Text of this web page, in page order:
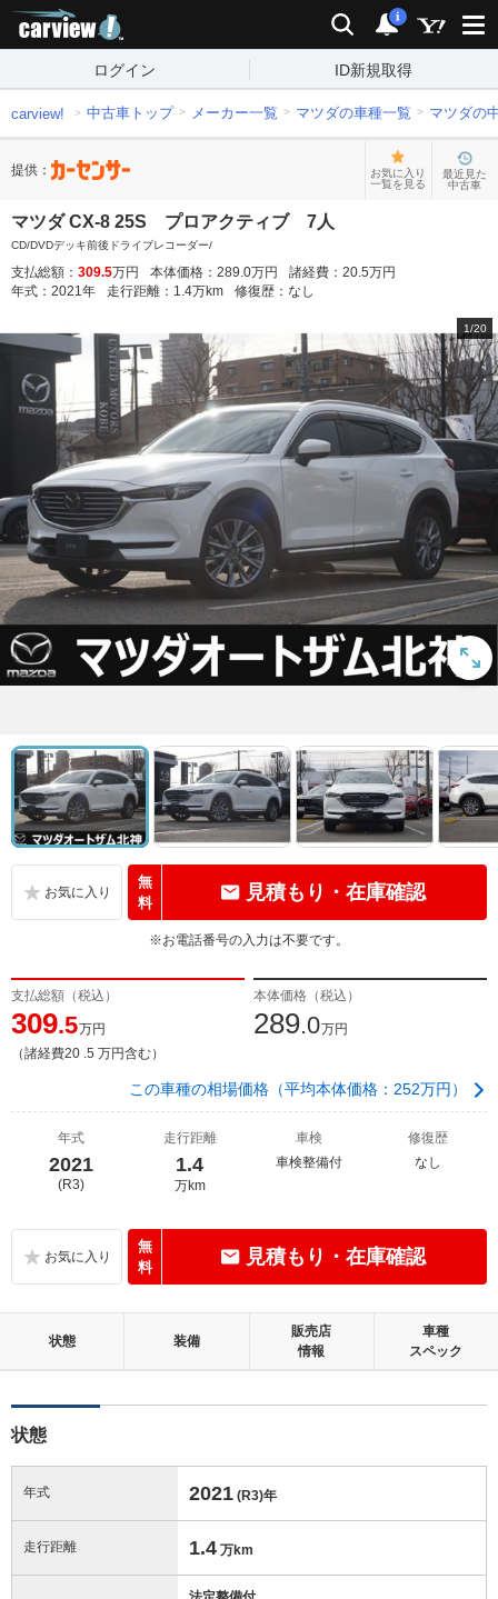
検索 通知
i
ログイン ID新規取得
carview! 中古車トップ メーカー一覧 マツダの車種一覧 マツダの
提供：
お気に入り
一覧を見る
最近見た
中古車
マツダ CX-8 25S プロアクティブ 7人
CD/DVDデッキ前後ドライブレコーダー/
支払総額： 309.5万円 本体価格： 289.0万円 諸経費： 20.5万円
年式： 2021年 走行距離： 1.4万km 修復歴： なし
1/20
無
料
見積もり・在庫確認
※お電話番号の入力は不要です。
支払総額（税込）
309.5万円
（諸経費20 .5 万円含む）
本体価格（税込）
289.0万円
この車種の相場価格（平均本体価格：252万円）
年式
2021
(R3)
走行距離
1.4
万km
車検
車検整備付
修復歴
なし
無
料
見積もり・在庫確認
状態 装備
販売店
情報
車種
スペック
状態
年式 2021 (R3)年
走行距離 1.4 万km